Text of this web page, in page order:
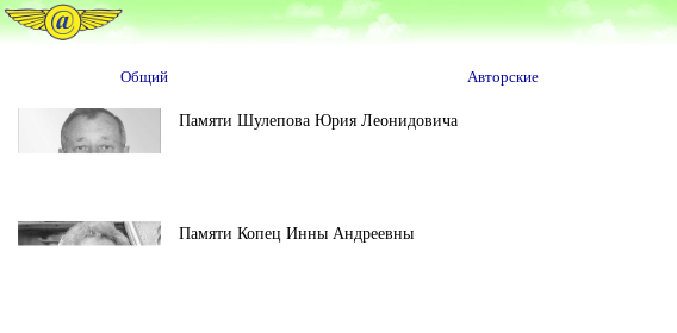
Общий Авторские
Памяти Шулепова Юрия Леонидовича
Памяти Копец Инны Андреевны